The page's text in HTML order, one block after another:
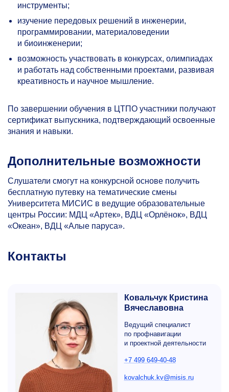
инструменты;
изучение передовых решений в инженерии,
программировании, материаловедении
и биоинженерии;
возможность участвовать в конкурсах, олимпиадах
и работать над собственными проектами, развивая
креативность и научное мышление.
По завершении обучения в ЦТПО участники получают
сертификат выпускника, подтверждающий освоенные
знания и навыки.
Дополнительные возможности
Слушатели смогут на конкурсной основе получить
бесплатную путевку на тематические смены
Университета МИСИС в ведущие образовательные
центры России: МДЦ «Артек», ВДЦ «Орлёнок», ВДЦ
«Океан», ВДЦ «Алые паруса».
Контакты
Ковальчук Кристина
Вячеславовна
Ведущий специалист
по профнавигации
и проектной деятельности
+7 499 649-40-48
kovalchuk.kv@misis.ru